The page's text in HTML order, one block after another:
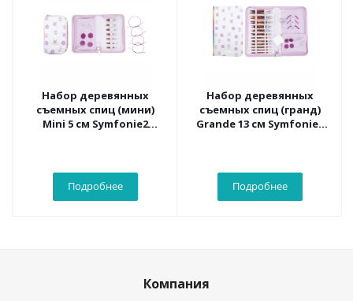
Набор деревянных
съемных спиц (мини)
Mini 5 см Symfonie2
Подробнее
Набор деревянных
съемных спиц (гранд)
Grande 13 см Symfonie2
Подробнее
Компания